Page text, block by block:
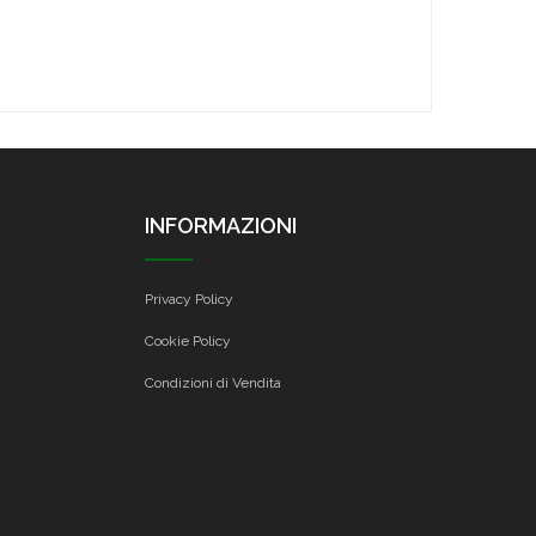
INFORMAZIONI
Privacy Policy
Cookie Policy
Condizioni di Vendita